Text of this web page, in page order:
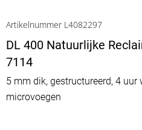
Artikelnummer L4082297
DL 400 Natuurlijke
7114
5 mm dik, gestructureerd, 4
microvoegen